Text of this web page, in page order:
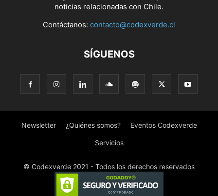
noticias relacionadas con Chile.
Contáctanos: contacto@codexverde.cl
SÍGUENOS
Newsletter ¿Quiénes somos? Eventos Codexverde
Servicios
© Codexverde 2021 - Todos los derechos reservados